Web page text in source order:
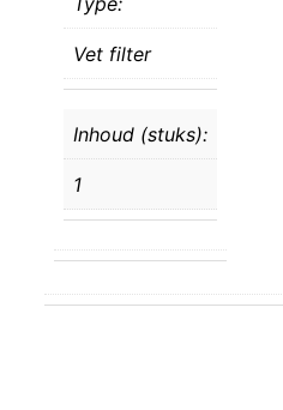
Vet filter
Inhoud (stuks):
1